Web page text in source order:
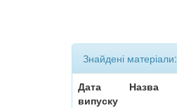
Знайдені матеріали:
Дата
випуску
Назва